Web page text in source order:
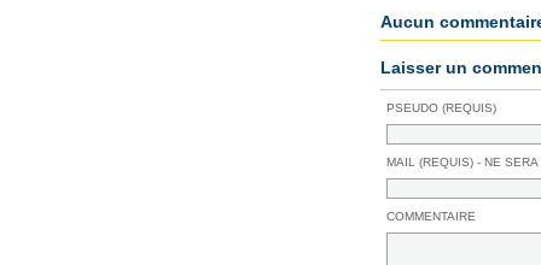
Aucun
Laisser un
PSEUDO (REQUIS)
MAIL (REQUIS) - NE
COMMENTAIRE